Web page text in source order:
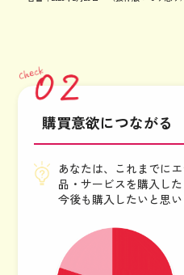
購買意欲につながる
あなたは、これまでに
品・サービスを購入し
今後も購入したいと思